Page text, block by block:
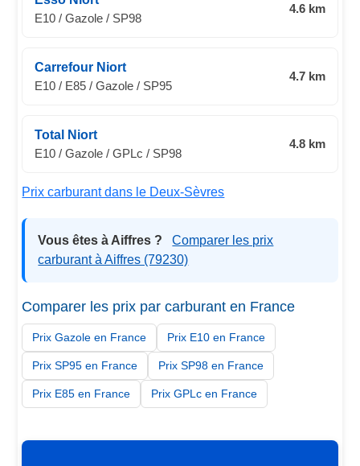
E10 / Gazole / SP98
4.6 km
Carrefour Niort
E10 / E85 / Gazole / SP95
4.7 km
Total Niort
E10 / Gazole / GPLc / SP98
4.8 km
Prix carburant dans le Deux-Sèvres
Vous êtes à Aiffres ?
Comparer les prix
carburant à Aiffres (79230)
Comparer les prix par carburant en France
Prix Gazole en France Prix E10 en France
Prix SP95 en France Prix SP98 en France
Prix E85 en France Prix GPLc en France